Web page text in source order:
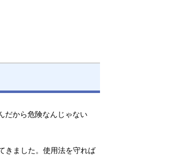
だから危険なんじゃない
きました。使用法を守れば